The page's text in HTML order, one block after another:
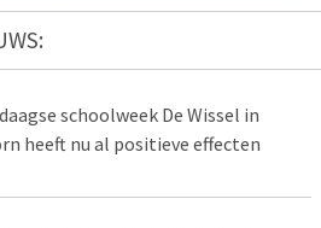
schoolweek De Wissel in
heeft nu al positieve effecten